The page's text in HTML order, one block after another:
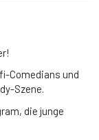
Comedians und
Szene.
die junge